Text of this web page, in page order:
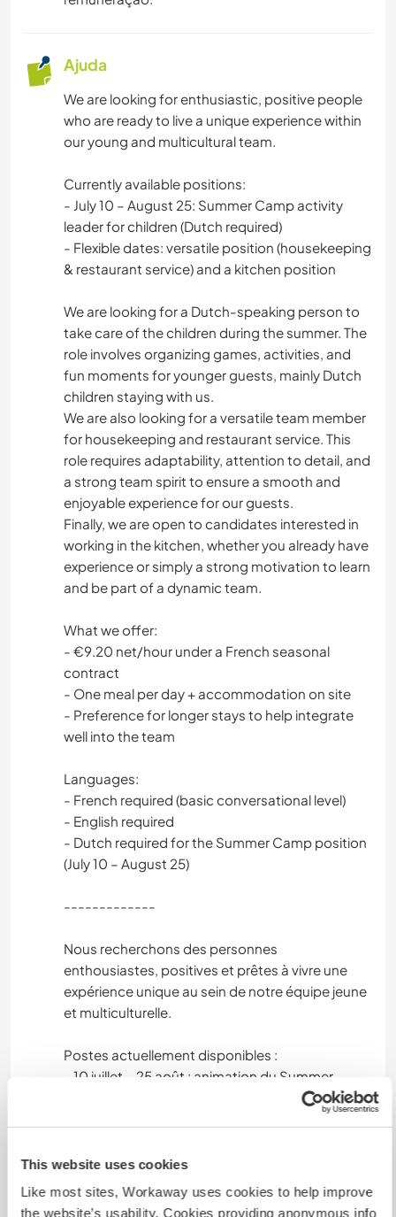
This website uses cookies
Like most sites, Workaway uses cookies to help improve
the website’s usability. Cookies providing anonymous info
Ajuda
We are looking for enthusiastic, positive people
who are ready to live a unique experience within
our young and multicultural team.
Currently available positions:
- July 10 – August 25: Summer Camp activity
leader for children (Dutch required)
- Flexible dates: versatile position (housekeeping
& restaurant service) and a kitchen position
We are looking for a Dutch-speaking person to
take care of the children during the summer. The
role involves organizing games, activities, and
fun moments for younger guests, mainly Dutch
children staying with us.
We are also looking for a versatile team member
for housekeeping and restaurant service. This
role requires adaptability, attention to detail, and
a strong team spirit to ensure a smooth and
enjoyable experience for our guests.
Finally, we are open to candidates interested in
working in the kitchen, whether you already have
experience or simply a strong motivation to learn
and be part of a dynamic team.
What we offer:
- €9.20 net/hour under a French seasonal
contract
- One meal per day + accommodation on site
- Preference for longer stays to help integrate
well into the team
Languages:
- French required (basic conversational level)
- English required
- Dutch required for the Summer Camp position
(July 10 – August 25)
-------------
Nous recherchons des personnes
enthousiastes, positives et prêtes à vivre une
expérience unique au sein de notre équipe jeune
et multiculturelle.
Postes actuellement disponibles :
- 10 juillet – 25 août : animation du Summer
Camp pour enfants (néerlandais obligatoire)
- dates flexibles : poste polyvalent ménage et
néerlandais pour s’occuper des enfants